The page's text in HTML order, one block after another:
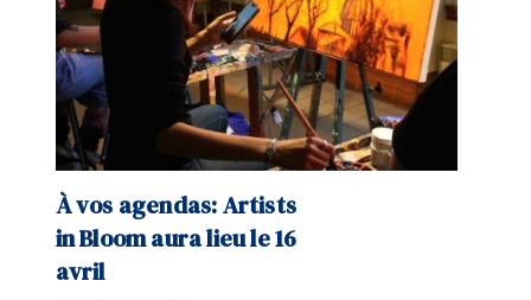
À vos agendas: Artists
in Bloom aura lieu le 16
avril